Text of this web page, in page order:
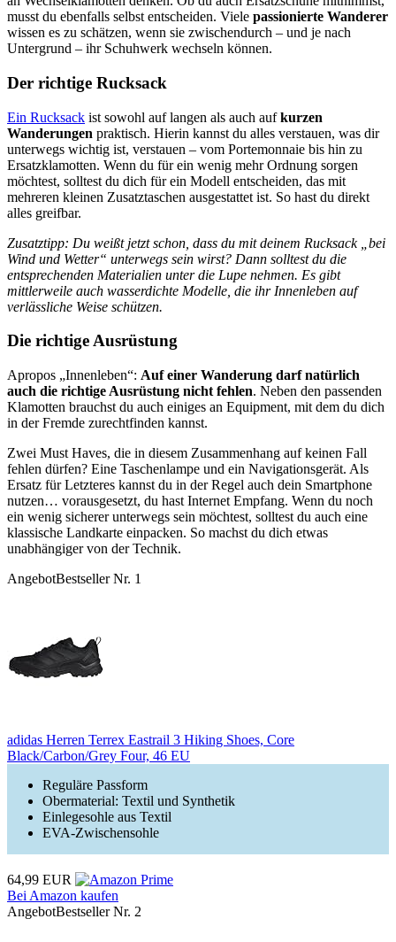
musst du ebenfalls selbst entscheiden. Viele passionierte Wanderer
wissen es zu schätzen, wenn sie zwischendurch – und je nach
Untergrund – ihr Schuhwerk wechseln können.
Der richtige Rucksack
Ein Rucksack ist sowohl auf langen als auch aufkurzen
Wanderungen praktisch. Hierin kannst du alles verstauen, was dir
unterwegs wichtig ist, verstauen – vom Portemonnaie bis hin zu
Ersatzklamotten. Wenn du für ein wenig mehr Ordnung sorgen
möchtest, solltest du dich für ein Modell entscheiden, das mit
mehreren kleinen Zusatztaschen ausgestattet ist. So hast du direkt
alles greifbar.
Zusatztipp: Du weißt jetzt schon, dass du mit deinem Rucksack „bei
Wind und Wetter“ unterwegs sein wirst? Dann solltest du die
entsprechenden Materialien unter die Lupe nehmen. Es gibt
mittlerweile auch wasserdichte Modelle, die ihr Innenleben auf
verlässliche Weise schützen.
Die richtige Ausrüstung
Apropos „Innenleben“: Auf einer Wanderung darf natürlich
auch die richtige Ausrüstung nicht fehlen. Neben den passenden
Klamotten brauchst du auch einiges an Equipment, mit dem du dich
in der Fremde zurechtfinden kannst.
Zwei Must Haves, die in diesem Zusammenhang auf keinen Fall
fehlen dürfen? Eine Taschenlampe und ein Navigationsgerät. Als
Ersatz für Letzteres kannst du in der Regel auch dein Smartphone
nutzen… vorausgesetzt, du hast Internet Empfang. Wenn du noch
ein wenig sicherer unterwegs sein möchtest, solltest du auch eine
klassische Landkarte einpacken. So machst du dich etwas
unabhängiger von der Technik.
AngebotBestseller Nr. 1
adidas Herren Terrex Eastrail 3 Hiking Shoes, Core
Black/Carbon/Grey Four, 46 EU
Reguläre Passform
Obermaterial: Textil und Synthetik
Einlegesohle aus Textil
EVA-Zwischensohle
64,99 EUR
Bei Amazon kaufen
AngebotBestseller Nr. 2